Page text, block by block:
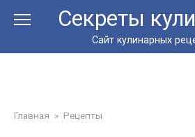
Секреты
Сайт кулинарных
Главная » Рецепты